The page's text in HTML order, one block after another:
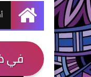
في